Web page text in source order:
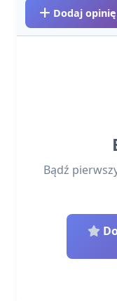
Dodaj opinię
Bądź